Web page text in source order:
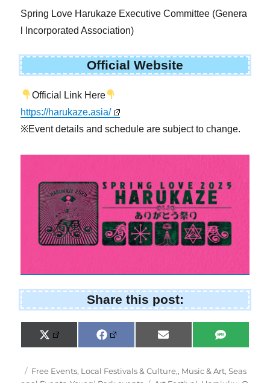
Spring Love Harukaze Executive Committee (Genera
l Incorporated Association)
Official Website
Official Link Here
https://harukaze.asia/
※Event details and schedule are subject to change.
Share this post:
Share
on
X
(
w
Share
on
F
a
e
Share
on
E
m
i
Share
on
S
M
Posted
Categories
Free Events, Local Festivals & Culture,, Music & Art,Seas